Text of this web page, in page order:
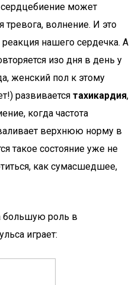
сердцебиение может
волнение. И это
нашего сердечка. А
изо дня в день у
женский пол к этому
развивается тахикардия,
когда частота
верхнюю норму в
такое состояние уже не
как сумасшедшее,
большую роль в
играет: